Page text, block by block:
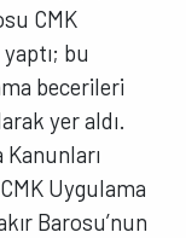
CMK
bu
becerileri
yer aldı.
Kanunları
Uygulama
Barosu’nun